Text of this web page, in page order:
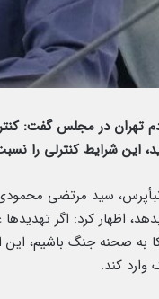
تهران در مجلس گفت:
این شرایط کنترلی را
سید مرتضی
اظهار کرد: اگر
به صحنه جنگ باشیم،
کند.